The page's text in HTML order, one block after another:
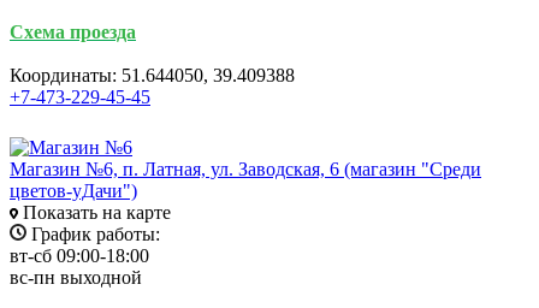
Схема проезда
Координаты: 51.644050, 39.409388
+7-473-229-45-45
Магазин №6, п. Латная, ул. Заводская, 6 (магазин "Среди
цветов-уДачи")
Показать на карте
График работы:
вт-сб 09:00-18:00
вс-пн выходной